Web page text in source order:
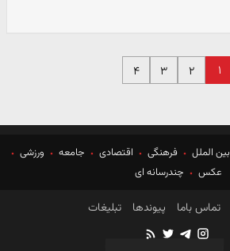
۱ ۲ ۳ ۴
بین الملل فرهنگی اقتصادی جامعه
ورزشی
عکس
چندرسانه ای
تماس باما پیوندها تبلیغات